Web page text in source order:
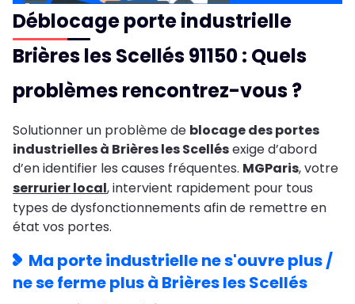
Déblocage porte industrielle
Brières les Scellés 91150 : Quels
problèmes rencontrez-vous ?
Solutionner un problème de blocage des portes
industrielles à Brières les Scellésexige d’abord
d’en identifier les causes fréquentes. MGParis, votre
serrurier local, intervient rapidement pour tous
types de dysfonctionnements afin de remettre en
état vos portes.
Ma porte industrielle ne s'ouvre plus /
ne se ferme plus à Brières les Scellés